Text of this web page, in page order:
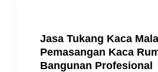
Jasa Tukang Kaca
Pemasangan Kaca
Bangunan Profesional